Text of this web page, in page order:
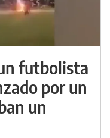
futbolista
por un
un